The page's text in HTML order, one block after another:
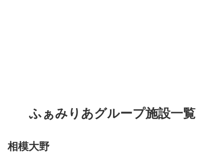
ふぁみりあグループ施設一覧
相模大野